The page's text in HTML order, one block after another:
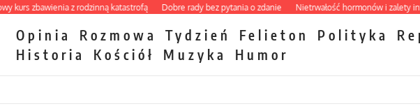
zbawienia z rodzinną katastrofą Dobre rady bez pytania o zdanie Nietrwałość hormonów i zalety
Opinia Rozmowa Tydzień Felieton Polityka
Historia
Kościół Muzyka Humor